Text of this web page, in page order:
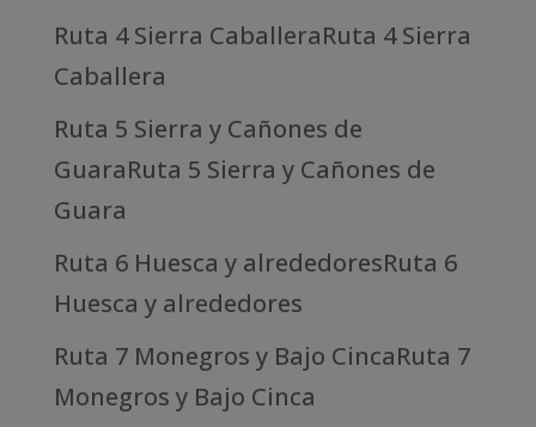
Ruta 4 Sierra CaballeraRuta 4 Sierra
Caballera
Ruta 5 Sierra y Cañones de
GuaraRuta 5 Sierra y Cañones de
Guara
Ruta 6 Huesca y alrededoresRuta 6
Huesca y alrededores
Ruta 7 Monegros y Bajo CincaRuta 7
Monegros y Bajo Cinca